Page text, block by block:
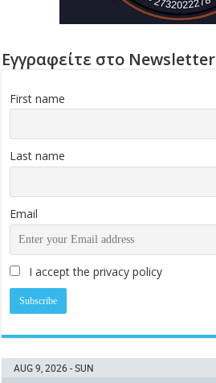
Εγγραφείτε στο Newsletter
First name
Last name
Email
I accept the privacy policy
AUG 9, 2026 - SUN